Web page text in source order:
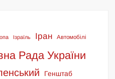
Ізраїль Іран Автомобілі
Рада України
Генштаб